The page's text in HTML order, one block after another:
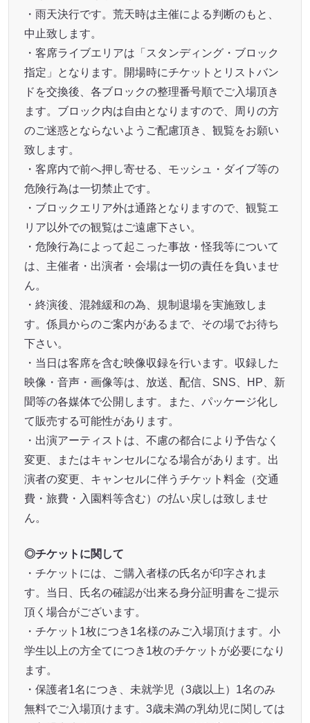
・雨天決行です。荒天時は主催による判断のもと、
中止致します。
・客席ライブエリアは「スタンディング・ブロック
指定」となります。開場時にチケットとリストバン
ドを交換後、各ブロックの整理番号順でご入場頂き
ます。ブロック内は自由となりますので、周りの方
のご迷惑とならないようご配慮頂き、観覧をお願い
致します。
・客席内で前へ押し寄せる、モッシュ・ダイブ等の
危険行為は一切禁止です。
・ブロックエリア外は通路となりますので、観覧エ
リア以外での観覧はご遠慮下さい。
・危険行為によって起こった事故・怪我等について
は、主催者・出演者・会場は一切の責任を負いませ
ん。
・終演後、混雑緩和の為、規制退場を実施致しま
す。係員からのご案内があるまで、その場でお待ち
下さい。
・当日は客席を含む映像収録を行います。収録した
映像・音声・画像等は、放送、配信、SNS、HP、新
聞等の各媒体で公開します。また、パッケージ化し
て販売する可能性があります。
・出演アーティストは、不慮の都合により予告なく
変更、またはキャンセルになる場合があります。出
演者の変更、キャンセルに伴うチケット料金（交通
費・旅費・入園料等含む）の払い戻しは致しませ
ん。
◎チケットに関して
・チケットには、ご購入者様の氏名が印字されま
す。当日、氏名の確認が出来る身分証明書をご提示
頂く場合がございます。
・チケット1枚につき1名様のみご入場頂けます。小
学生以上の方全てにつき1枚のチケットが必要になり
ます。
・保護者1名につき、未就学児（3歳以上）1名のみ
無料でご入場頂けます。3歳未満の乳幼児に関しては